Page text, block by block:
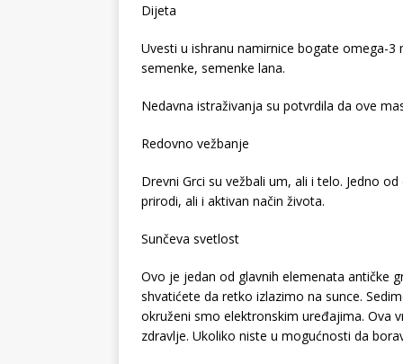
Dijeta
Uvesti u ishranu namirnice bogate omega-
semenke, semenke lana.
Nedavna istraživanja su potvrdila da ove
Redovno vežbanje
Drevni Grci su vežbali um, ali i telo. Jedno
prirodi, ali i aktivan način života.
Sunčeva svetlost
Ovo je jedan od glavnih elemenata antičke
shvatićete da retko izlazimo na sunce.
okruženi smo elektronskim uređajima. Ova
zdravlje. Ukoliko niste u mogućnosti da